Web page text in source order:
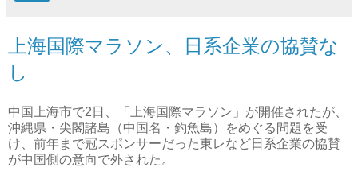
上海国際マラソン、日系企業の協賛な
し
中国上海市で2日、「上海国際マラソン」が開催されたが、
沖縄県・尖閣諸島（中国名・釣魚島）をめぐる問題を受
け、前年まで冠スポンサーだった東レなど日系企業の協賛
が中国側の意向で外された。